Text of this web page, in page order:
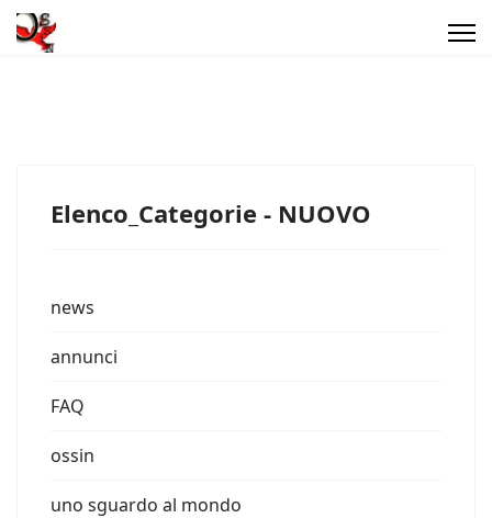
Elenco_Categorie - NUOVO
news
annunci
FAQ
ossin
uno sguardo al mondo